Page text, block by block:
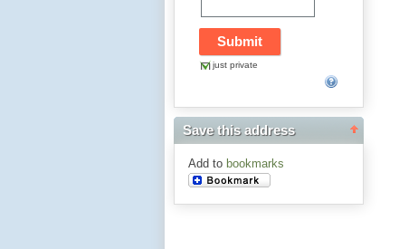
just private
Save this address
Add to bookmarks